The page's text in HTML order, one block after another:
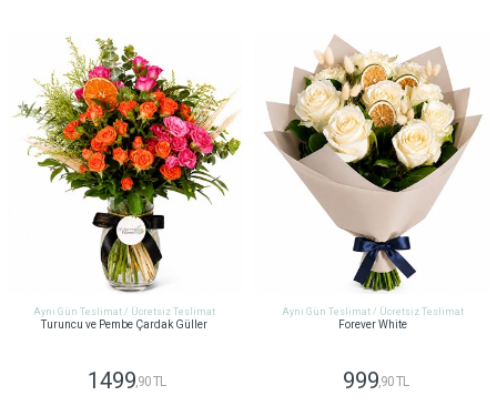
Aynı Gün Teslimat / Ücretsiz Teslimat
Turuncu ve Pembe Çardak Güller
1499,90 TL
Aynı Gün Teslimat / Ücretsiz Teslimat
Forever White
999,90 TL